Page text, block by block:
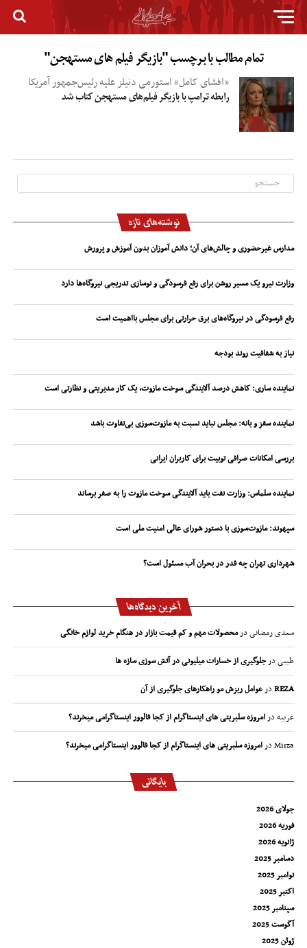
تمام مطالب با برچسب "بازیگر فیلم های مستهجن"
«افشای کامل» استورمی دنیلز علیه رئیس‌جمهور آمریکا
رابطه ترامپ با بازیگر فیلم‌های مستهجن کتاب شد
نوشته‌های تازه
مدارس غیرحضوری و چالش‌های آن؛ دانش آموزان بدون آموزش و پرورش
وزارت نیرو یک مسیر روشن برای رفع فرسودگی و نوسازی تدریجی نیروگاه‌ها دارد
رفع فرسودگی در نیروگاه‌های برق حرارتی برای مجلس بااهمیت است
نیاز به شفافیت روند بودجه
نماینده ساری: کاهش درصد آلایندگی سوخت مازوت، یک کار مدیریتی و نظارتی است
نماینده سقز و بانه: مجلس نباید نسبت به مازوت‌سوزی بی‌تفاوت باشد
بررسی امکانات صرافی توبیت برای کاربران ایرانی
نماینده سلماس: وزارت نفت باید آلایندگی سوخت مازوت را به صفر برساند
سپهوند:‌ مازوت‌سوزی با دستور شورای عالی امنیت ملی است
شهرداری تهران چه قدر در بحران آب مسئول است؟
آخرین دیدگاه‌ها
سعدی رمضانیدرمحصولات مهم و کم قیمت بازار در هنگام خرید لوازم خانگی
طیبیدرجلوگیری از خسارات میلیونی در آتش سوزی سازه ها
REZAدرعوامل ریزش مو راهکارهای جلوگیری از آن
غریبهدرامروزه سلبریتی های اینستاگرام از کجا فالوور اینستاگرامی میخرند؟
Mirzaدرامروزه سلبریتی های اینستاگرام از کجا فالوور اینستاگرامی میخرند؟
بایگانی
جولای 2026
فوریه 2026
ژانویه 2026
دسامبر 2025
نوامبر 2025
اکتبر 2025
سپتامبر 2025
آگوست 2025
ژوئن 2025